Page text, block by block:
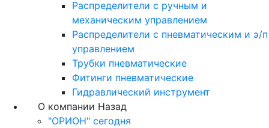
Распределители с ручным и
механическим управлением
Распределители с пневматическим и э/п
управлением
Трубки пневматические
Фитинги пневматические
Гидравлический инструмент
О компании Назад
"ОРИОН" сегодня